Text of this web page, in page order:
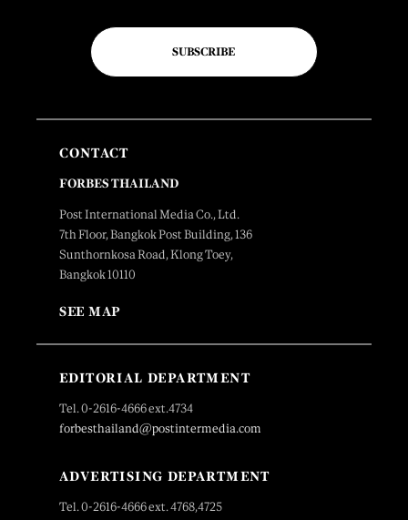
SUBSCRIBE
CONTACT
FORBES THAILAND
Post International Media Co., Ltd.
7th Floor, Bangkok Post Building, 136
Sunthornkosa Road, Klong Toey,
Bangkok 10110
SEE MAP
EDITORIAL DEPARTMENT
Tel. 0-2616-4666 ext.4734
forbesthailand@postintermedia.com
ADVERTISING DEPARTMENT
Tel. 0-2616-4666 ext. 4768,4725